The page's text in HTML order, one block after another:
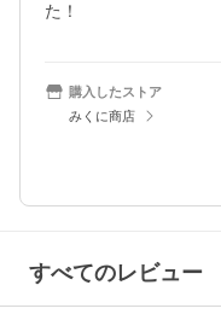
た！
購入したストア
みくに商店
すべてのレビュー